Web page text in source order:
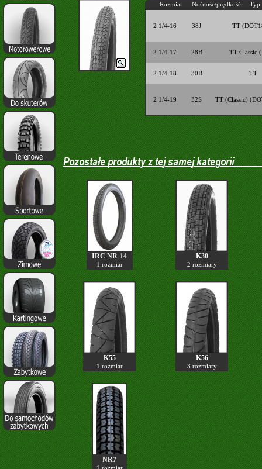
Rozmiar Nośność/prędkość Typ
2 1/4-16 38J TT
2 1/4-17 28B TT Classic
2 1/4-18 30B TT
2 1/4-19 32S TT (Classic)
IRC NR-14
1 rozmiar
K30
2 rozmiary
K55
1 rozmiar
K56
3 rozmiary
NR7